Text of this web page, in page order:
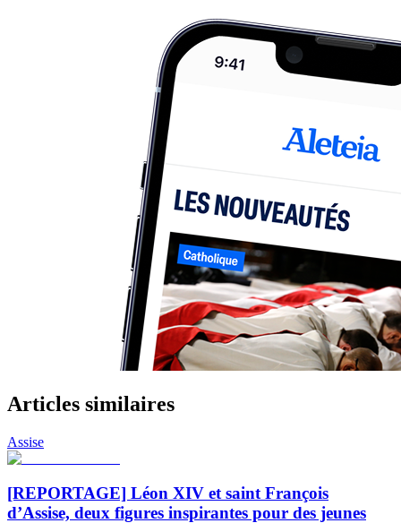
Articles similaires
Assise
[REPORTAGE] Léon XIV et saint François
d’Assise, deux figures inspirantes pour des jeunes